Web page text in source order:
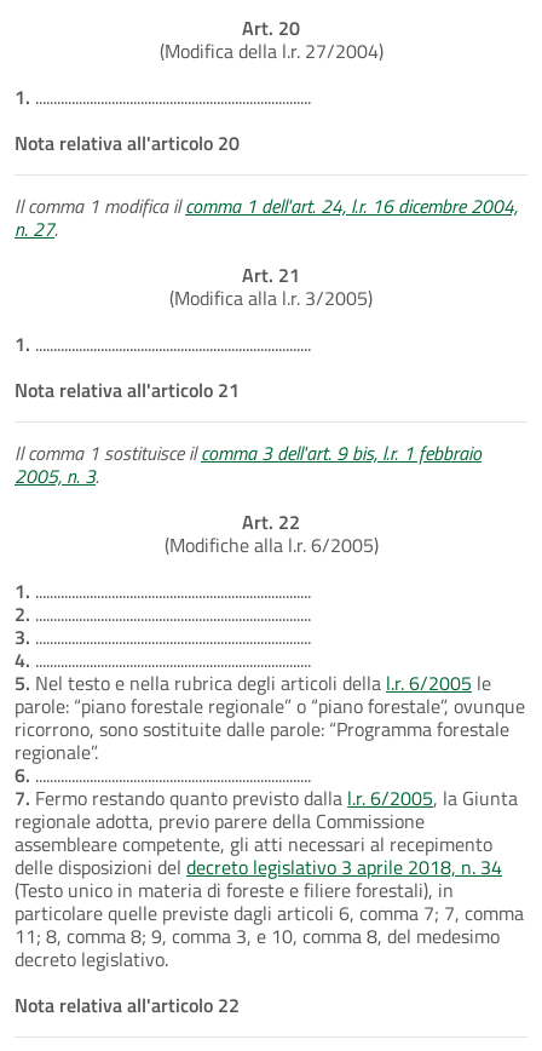
Art. 20
(Modifica della l.r. 27/2004)
1. ............................................................................
Nota relativa all'articolo 20
Il comma 1 modifica ilcomma 1 dell'art. 24, l.r. 16 dicembre 2004,
n. 27.
Art. 21
(Modifica alla l.r. 3/2005)
1. ............................................................................
Nota relativa all'articolo 21
Il comma 1 sostituisce ilcomma 3 dell'art. 9 bis, l.r. 1 febbraio
2005, n. 3.
Art. 22
(Modifiche alla l.r. 6/2005)
1. ............................................................................
2. ............................................................................
3. ............................................................................
4. ............................................................................
5. Nel testo e nella rubrica degli articoli della l.r. 6/2005 le
parole: “piano forestale regionale” o “piano forestale”, ovunque
ricorrono, sono sostituite dalle parole: “Programma forestale
regionale”.
6. ............................................................................
7. Fermo restando quanto previsto dalla l.r. 6/2005, la Giunta
regionale adotta, previo parere della Commissione
assembleare competente, gli atti necessari al recepimento
delle disposizioni del decreto legislativo 3 aprile 2018, n. 34
(Testo unico in materia di foreste e filiere forestali), in
particolare quelle previste dagli articoli 6, comma 7; 7, comma
11; 8, comma 8; 9, comma 3, e 10, comma 8, del medesimo
decreto legislativo.
Nota relativa all'articolo 22